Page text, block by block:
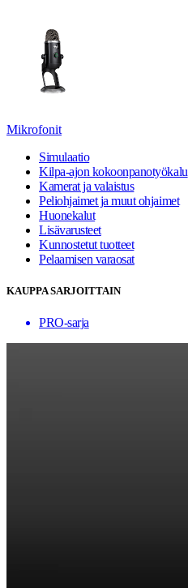
Mikrofonit
Simulaatio
Kilpa-ajon kokoonpanotyökalu
Kamerat ja valaistus
Peliohjaimet ja muut ohjaimet
Huonekalut
Lisävarusteet
Kunnostetut tuotteet
Pelaamisen varaosat
KAUPPA SARJOITTAIN
PRO-sarja